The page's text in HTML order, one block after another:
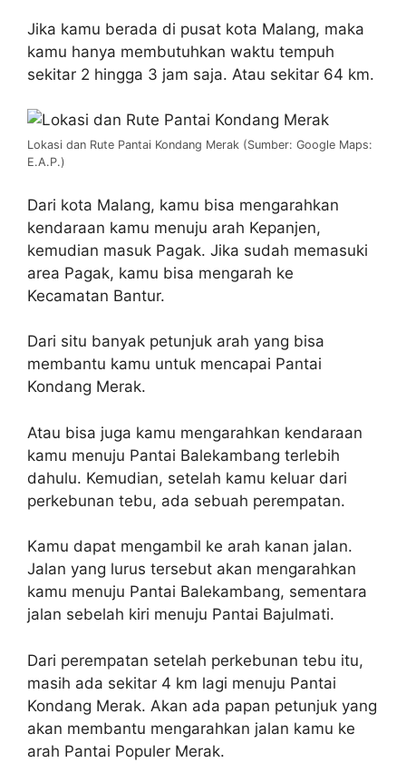
Jika kamu berada di pusat kota Malang, maka
kamu hanya membutuhkan waktu tempuh
sekitar 2 hingga 3 jam saja. Atau sekitar 64 km.
Lokasi dan Rute Pantai Kondang Merak (Sumber: Google Maps:
E.A.P.)
Dari kota Malang, kamu bisa mengarahkan
kendaraan kamu menuju arah Kepanjen,
kemudian masuk Pagak. Jika sudah memasuki
area Pagak, kamu bisa mengarah ke
Kecamatan Bantur.
Dari situ banyak petunjuk arah yang bisa
membantu kamu untuk mencapai Pantai
Kondang Merak.
Atau bisa juga kamu mengarahkan kendaraan
kamu menuju Pantai Balekambang terlebih
dahulu. Kemudian, setelah kamu keluar dari
perkebunan tebu, ada sebuah perempatan.
Kamu dapat mengambil ke arah kanan jalan.
Jalan yang lurus tersebut akan mengarahkan
kamu menuju Pantai Balekambang, sementara
jalan sebelah kiri menuju Pantai Bajulmati.
Dari perempatan setelah perkebunan tebu itu,
masih ada sekitar 4 km lagi menuju Pantai
Kondang Merak. Akan ada papan petunjuk yang
akan membantu mengarahkan jalan kamu ke
arah Pantai Populer Merak.